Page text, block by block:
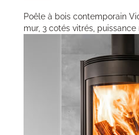
Poêle à bois contemporain
mur, 3 cotés vitrés,